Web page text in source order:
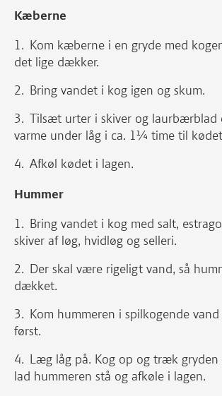
Kæberne
Kom kæberne i en gryde med
det lige dækker.
Bring vandet i kog igen og skum.
Tilsæt urter i skiver og laurbærblad
varme under låg i ca. 1¼ time til
Afkøl kødet i lagen.
Hummer
Bring vandet i kog med salt,
skiver af løg, hvidløg og selleri.
Der skal være rigeligt vand, så
dækket.
Kom hummeren i spilkogende
først.
Læg låg på. Kog op og træk gryden
lad hummeren stå og afkøle i lagen.